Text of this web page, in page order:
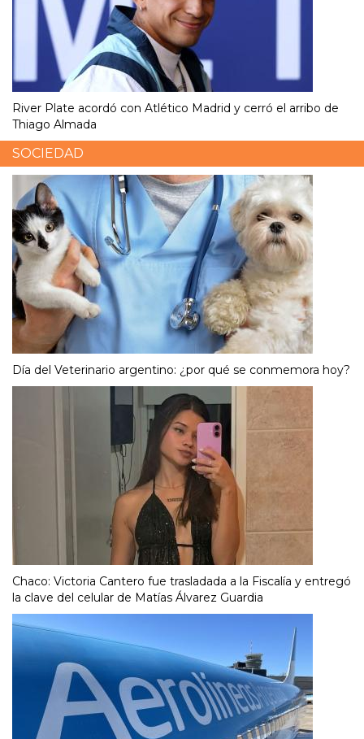
River Plate acordó con Atlético Madrid y cerró el arribo de
Thiago Almada
SOCIEDAD
Día del Veterinario argentino: ¿por qué se conmemora hoy?
Chaco: Victoria Cantero fue trasladada a la Fiscalía y entregó
la clave del celular de Matías Álvarez Guardia